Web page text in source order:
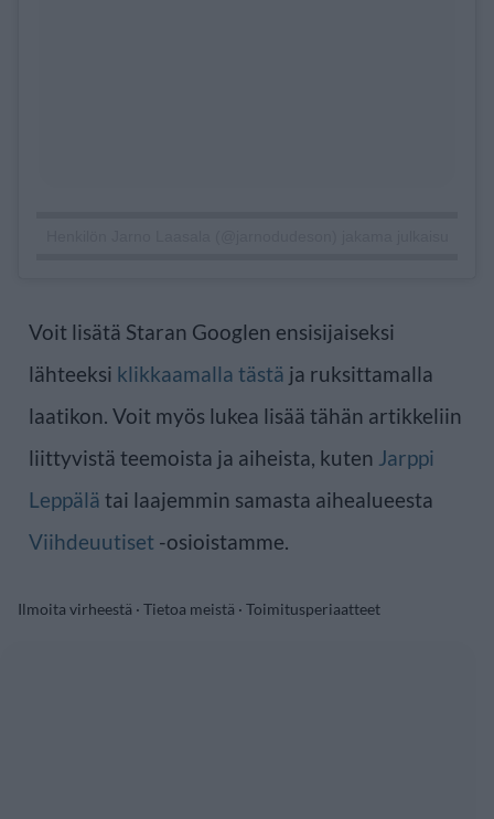
Voit lisätä Staran Googlen ensisijaiseksi
lähteeksi klikkaamalla tästä ja ruksittamalla
laatikon. Voit myös lukea lisää tähän artikkeliin
liittyvistä teemoista ja aiheista, kuten Jarppi
Leppälä tai laajemmin samasta aihealueesta
Viihdeuutiset -osioistamme.
Ilmoita virheestä · Tietoa meistä · Toimitusperiaatteet